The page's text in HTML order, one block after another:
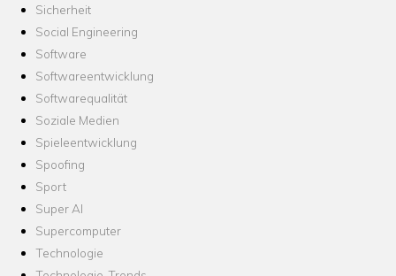
Sicherheit
Social Engineering
Software
Softwareentwicklung
Softwarequalität
Soziale Medien
Spieleentwicklung
Spoofing
Sport
Super AI
Supercomputer
Technologie